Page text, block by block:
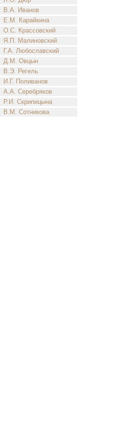
В.А. Иванов
Е.М. Карайкина
О.С. Крассовский
Я.П. Малиновский
Г.А. Любославский
Д.М. Овцын
В.Э. Регель
И.Г. Поливанов
А.А. Серебряков
Р.И. Скрипицына
В.М. Сотникова